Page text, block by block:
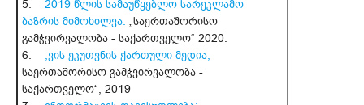
5. 2019 წლის სამაუწყებლო სარეკლამო
ბაზრის მიმოხილვა. „საერთაშორისო
გამჭვირვალობა - საქართველო“ 2020.
6. ,ვის ეკუთვნის ქართული მედია,
საერთაშორისო გამჭვირვალობა -
საქართველო“, 2019